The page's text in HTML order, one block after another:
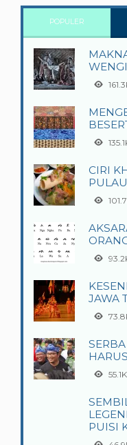
POPULER
CIRI
JAWA
55.1K
PUISI